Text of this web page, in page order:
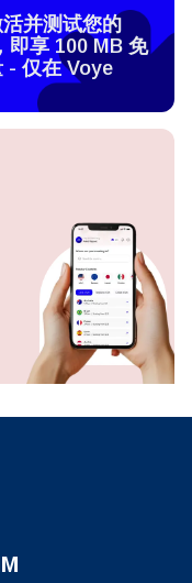
并测试您的
即享 100 MB 免
- 仅在 Voye